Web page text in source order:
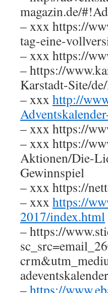
magazin.de/
– xxx https://
tag-eine-
– xxx https://
– https://
Karstadt-Site/
– xxx http://
– xxx https://
– xxx https://
Aktionen/Die-
Gewinnspiel
– xxx https://
– xxx https://
2017/index.html
– https://
–https://